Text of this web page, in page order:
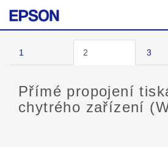
1 2 3
Přímé propojení
chytrého zařízení